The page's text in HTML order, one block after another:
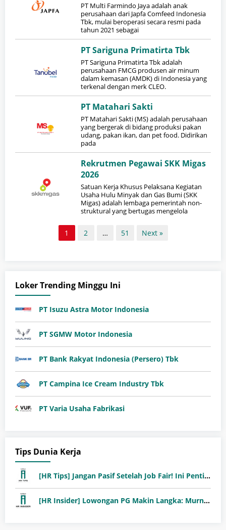
PT Multi Farmindo Jaya adalah anak
perusahaan dari Japfa Comfeed Indonesia
Tbk, mulai beroperasi secara resmi pada
tahun 2021 sebagai
PT Sariguna Primatirta Tbk
PT Sariguna Primatirta Tbk adalah
perusahaan FMCG produsen air minum
dalam kemasan (AMDK) di Indonesia yang
terkenal dengan merk CLEO.
PT Matahari Sakti
PT Matahari Sakti (MS) adalah perusahaan
yang bergerak di bidang produksi pakan
udang, pakan ikan, dan pet food. Didirikan
pada
Rekrutmen Pegawai SKK Migas
2026
Satuan Kerja Khusus Pelaksana Kegiatan
Usaha Hulu Minyak dan Gas Bumi (SKK
Migas) adalah lembaga pemerintah non-
struktural yang bertugas mengelola
1 2 … 51 Next »
Loker Trending Minggu Ini
PT Isuzu Astra Motor Indonesia
PT SGMW Motor Indonesia
PT Bank Rakyat Indonesia (Persero) Tbk
PT Campina Ice Cream Industry Tbk
PT Varia Usaha Fabrikasi
Tips Dunia Kerja
[HR Tips] Jangan Pasif Setelah Job Fair! Ini Pentingnya Follow-Up Setelah Job Fair
[HR Insider] Lowongan PG Makin Langka: Murni Seleksi atau Jalur Orang Dalam?